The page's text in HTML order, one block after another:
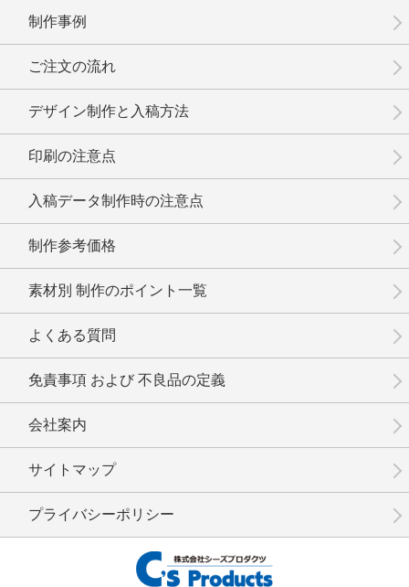
制作事例
ご注文の流れ
デザイン制作と入稿方法
印刷の注意点
入稿データ制作時の注意点
制作参考価格
素材別 制作のポイント一覧
よくある質問
免責事項 および 不良品の定義
会社案内
サイトマップ
プライバシーポリシー